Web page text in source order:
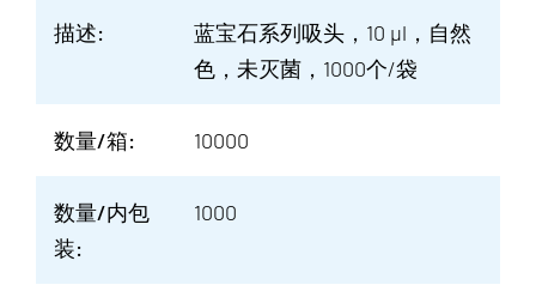
描述:
蓝宝石系列吸头，10 µl，自然
色，未灭菌，1000个/袋
数量/箱: 10000
数量/内包
装:
1000